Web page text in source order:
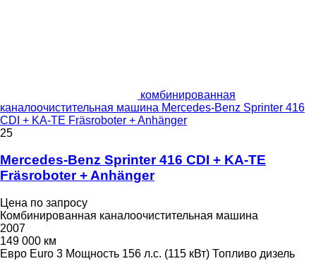
комбинированная
каналоочистительная машина Mercedes-Benz Sprinter 416
CDI + KA-TE Fräsroboter + Anhänger
25
Mercedes-Benz Sprinter 416 CDI + KA-TE
Fräsroboter + Anhänger
Цена по запросу
Комбинированная каналоочистительная машина
2007
149 000 км
Евро Euro 3 Мощность 156 л.с. (115 кВт) Топливо дизель